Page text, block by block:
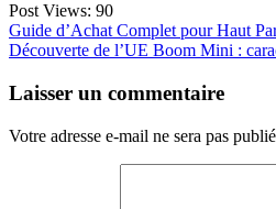
Post Views: 90
Navigation
de
l’article
Guide d’Achat Complet pour Haut
Découverte de l’UE Boom Mini :
Laisser un commentaire
Votre adresse e-mail ne sera pas